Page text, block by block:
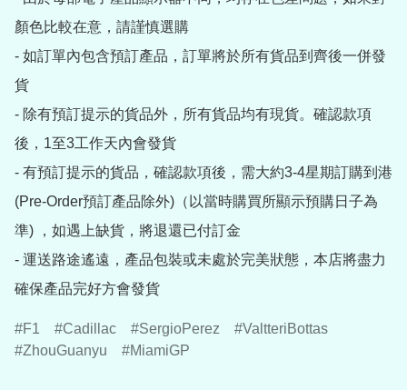
顏色比較在意，請謹慎選購
- 如訂單內包含預訂產品，訂單將於所有貨品到齊後一併發
貨
- 除有預訂提示的貨品外，所有貨品均有現貨。確認款項
後，1至3工作天內會發貨
- 有預訂提示的貨品，確認款項後，需大約3-4星期訂購到港
(Pre-Order預訂產品除外)（以當時購買所顯示預購日子為
準) ，如遇上缺貨，將退還已付訂金
- 運送路途遙遠，產品包裝或未處於完美狀態，本店將盡力
確保產品完好方會發貨
F1 Cadillac SergioPerez
ValtteriBottas
ZhouGuanyu
MiamiGP